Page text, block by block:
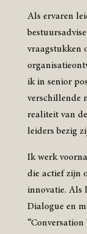
Als ervaren
vraagstukken
ik in senior
verschillende
realiteit van
leiders bezig
Ik werk
die actief zijn
innovatie. Als
Dialogue en